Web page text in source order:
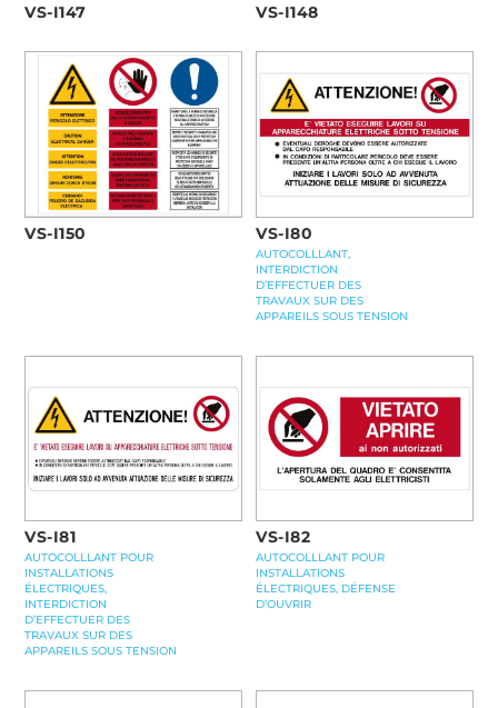
VS-I147 VS-I148
VS-I150 VS-I80
AUTOCOLLLANT,
INTERDICTION
D’EFFECTUER DES
TRAVAUX SUR DES
APPAREILS SOUS TENSION
VS-I81
AUTOCOLLLANT POUR
INSTALLATIONS
ÉLECTRIQUES,
INTERDICTION
D’EFFECTUER DES
TRAVAUX SUR DES
APPAREILS SOUS TENSION
VS-I82
AUTOCOLLLANT POUR
INSTALLATIONS
ÉLECTRIQUES, DÉFENSE
D’OUVRIR